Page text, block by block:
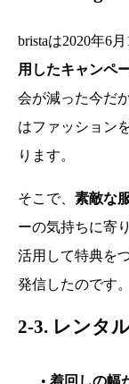
bristaは2020年6
用したキャンペ
会が減った今だ
はファッション
ります。
そこで、 素敵な
ーの気持ちに寄
活用して特典を
発信したのです。
2-3. レンタ